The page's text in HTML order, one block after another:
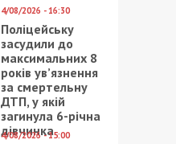
4/08/2026 - 16:30
Поліцейську
засудили до
максимальних 8
років ув’язнення
за смертельну
ДТП, у якій
загинула 6-річна
дівчинка
4/08/2026 - 15:00